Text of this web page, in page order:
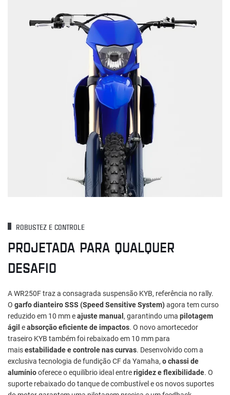
ROBUSTEZ E CONTROLE
PROJETADA PARA QUALQUER
DESAFIO
A WR250F traz a consagrada suspensão KYB, referência no rally.
O garfo dianteiro SSS (Speed Sensitive System)agora tem curso
reduzido em 10 mm eajuste manual, garantindo uma pilotagem
ágil eabsorção eficiente de impactos. O novo amortecedor
traseiro KYB também foi rebaixado em 10 mm para
maisestabilidade e controle nas curvas. Desenvolvido com a
exclusiva tecnologia de fundição CF da Yamaha, o chassi de
alumíniooferece o equilíbrio ideal entrerigidez e flexibilidade. O
suporte rebaixado do tanque de combustível e os novos suportes